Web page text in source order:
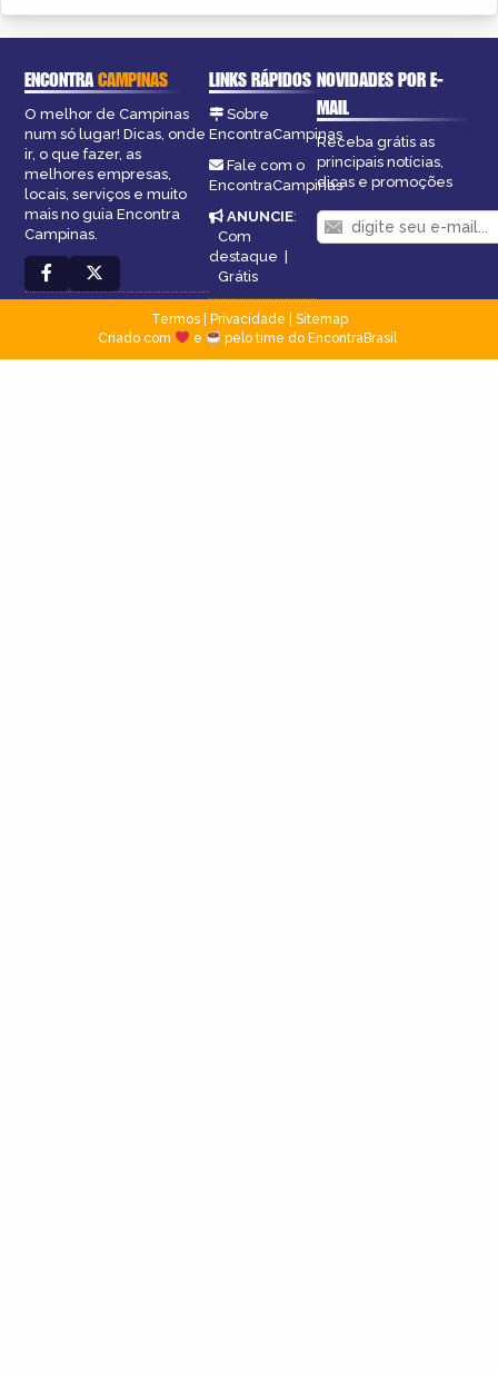
ENCONTRACAMPINAS
O melhor de Campinas
num só lugar! Dicas, onde
ir, o que fazer, as
melhores empresas,
locais, serviços e muito
mais no guia Encontra
Campinas.
LINKS RÁPIDOS
Sobre
EncontraCampinas
Fale com o
EncontraCampinas
ANUNCIE:
Com
destaque |
Grátis
NOVIDADES POR E-
MAIL
Receba grátis as
principais notícias,
dicas e promoções
Termos| Privacidade
Sitemap
Criado com
e pelo time do EncontraBrasil